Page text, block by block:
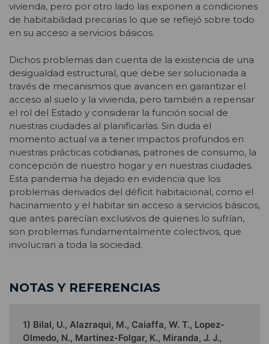
vivienda, pero por otro lado las exponen a condiciones
de habitabilidad precarias lo que se reflejó sobre todo
en su acceso a servicios básicos.
Dichos problemas dan cuenta de la existencia de una
desigualdad estructural, que debe ser solucionada a
través de mecanismos que avancen en garantizar el
acceso al suelo y la vivienda, pero también a repensar
el rol del Estado y considerar la función social de
nuestras ciudades al planificarlas. Sin duda el
momento actual va a tener impactos profundos en
nuestras prácticas cotidianas, patrones de consumo, la
concepción de nuestro hogar y en nuestras ciudades.
Esta pandemia ha dejado en evidencia que los
problemas derivados del déficit habitacional, como el
hacinamiento y el habitar sin acceso a servicios básicos,
que antes parecían exclusivos de quienes lo sufrían,
son problemas fundamentalmente colectivos, que
involucran a toda la sociedad.
NOTAS Y REFERENCIAS
1) Bilal, U., Alazraqui, M., Caiaffa, W. T., Lopez-
Olmedo, N., Martinez-Folgar, K., Miranda, J. J.,